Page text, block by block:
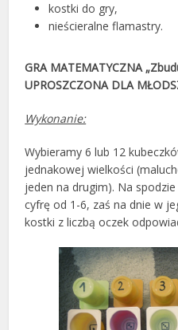
kostki do gry,
nieścieralne flamastry.
GRA MATEMATYCZNA
UPROSZCZONA DLA
Wykonanie:
Wybieramy 6 lub 12
jednakowej wielkości
jeden na drugim). Na
cyfrę od 1-6, zaś na dnie w
kostki z liczbą oczek